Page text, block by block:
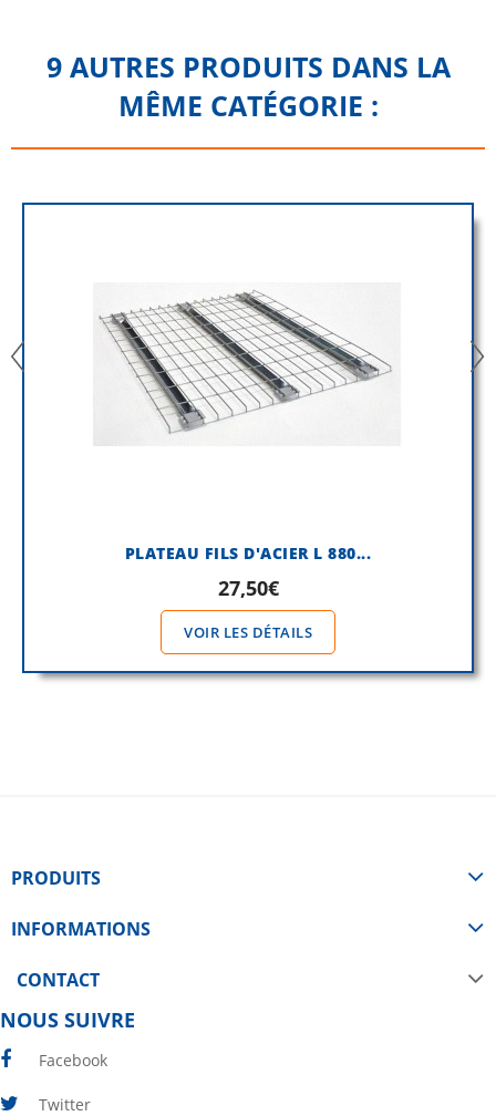
9 AUTRES PRODUITS DANS LA
MÊME CATÉGORIE :
PLATEAU FILS D'ACIER L 880...
27,50€
VOIR LES DÉTAILS
PRODUITS
INFORMATIONS
CONTACT
NOUS SUIVRE
Facebook
Twitter